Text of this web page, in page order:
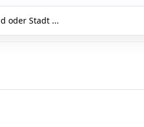
oder Stadt ...